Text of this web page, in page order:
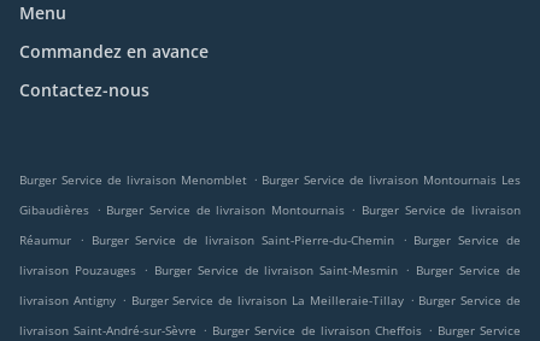
Menu
Commandez en avance
Contactez-nous
Burger Service de livraison Menomblet . Burger Service de livraison Montournais Les
Gibaudières . Burger Service de livraison Montournais . Burger Service de livraison
Réaumur
. Burger Service de livraison Saint-Pierre-du-Chemin . Burger Service de
livraison Pouzauges . Burger Service de livraison Saint-Mesmin . Burger Service de
livraison Antigny . Burger Service de livraison La Meilleraie-Tillay . Burger Service de
livraison Saint-André-sur-Sèvre . Burger Service de livraison Cheffois . Burger Service